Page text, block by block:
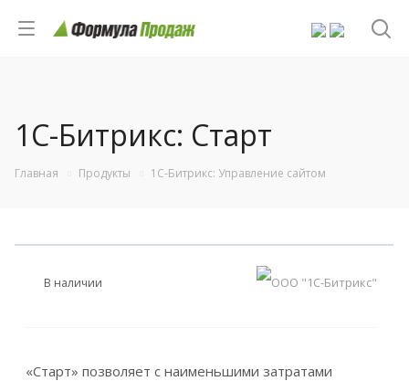
1С-Битрикс: Старт
Главная Продукты 1С-Битрикс: Управление сайтом
В наличии
«Старт» позволяет с наименьшими затратами